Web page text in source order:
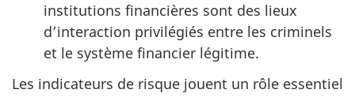
institutions financières sont des lieux
d’interaction privilégiés entre les criminels
et le système financier légitime.
Les indicateurs de risque jouent un rôle essentiel